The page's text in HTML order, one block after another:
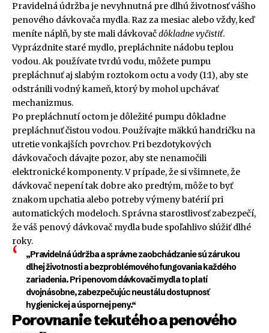
Pravidelná údržba je nevyhnutná pre dlhú životnosť vášho
penového dávkovača mydla. Raz za mesiac alebo vždy, keď
meníte náplň, by ste mali dávkovačdôkladne vyčistiť.
Vyprázdnite staré mydlo, prepláchnite nádobu teplou
vodou. Ak používate tvrdú vodu, môžete pumpu
prepláchnuť aj slabým roztokom octu a vody (1:1), aby ste
odstránili vodný kameň, ktorý by mohol upchávať
mechanizmus.
Po prepláchnutí octom je dôležité pumpu dôkladne
prepláchnuť čistou vodou. Používajte mäkkú handričku na
utretie vonkajších povrchov. Pri bezdotykových
dávkovačoch dávajte pozor, aby ste nenamočili
elektronické komponenty. V prípade, že si všimnete, že
dávkovač nepení tak dobre ako predtým, môže to byť
znakom upchatia alebo potreby výmeny batérií pri
automatických modeloch. Správna starostlivosť zabezpečí,
že váš penový dávkovač mydla bude spoľahlivo slúžiť dlhé
roky.
„Pravidelná údržba a správne zaobchádzanie sú zárukou
dlhej životnosti a bezproblémového fungovania každého
zariadenia. Pri penovom dávkovači mydla to platí
dvojnásobne, zabezpečujúc neustálu dostupnosť
hygienickej a úspornej peny.“
Porovnanie tekutého a penového